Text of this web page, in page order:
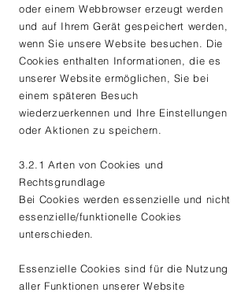
oder einem Webbrowser erzeugt werden
und auf Ihrem Gerät gespeichert werden,
wenn Sie unsere Website besuchen. Die
Cookies enthalten Informationen, die es
unserer Website ermöglichen, Sie bei
einem späteren Besuch
wiederzuerkennen und Ihre Einstellungen
oder Aktionen zu speichern.
3.2.1 Arten von Cookies und
Rechtsgrundlage
Bei Cookies werden essenzielle und nicht
essenzielle/funktionelle Cookies
unterschieden.
Essenzielle Cookies sind für die Nutzung
aller Funktionen unserer Website